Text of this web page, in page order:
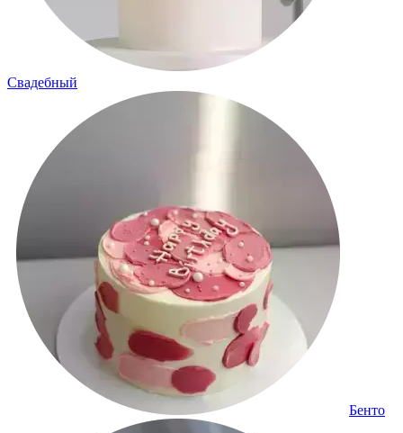
Свадебный
Бенто